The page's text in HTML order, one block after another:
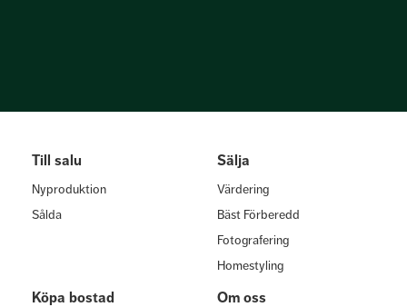
Till salu
Nyproduktion
Sålda
Sälja
Värdering
Bäst Förberedd
Fotografering
Homestyling
Köpa bostad Om oss